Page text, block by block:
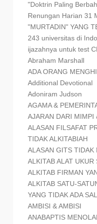
"Doktrin Paling
Renungan Harian 31
"MURTADIN" YANG
243 universitas di
ijazahnya untuk test
Abraham Marshall
ADA ORANG
Additional Devotional
Adoniram Judson
AGAMA &
AJARAN DARI MIMPI
ALASAN FILSAFAT
TIDAK ALKITABIAH
ALASAN GITS TIDAK
ALKITAB ALAT UKUR
ALKITAB FIRMAN
ALKITAB SATU-
YANG TIDAK ADA
AMBISI & AMBISI
ANABAPTIS